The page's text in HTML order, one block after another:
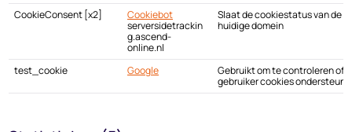
CookieConsent [x2]
Cookiebot
serversidetrackin
g.ascend-
online.nl
Slaat de cookiestatus van de
huidige domein
test_cookie Google
Gebruikt om te controleren of
gebruiker cookies ondersteunt.